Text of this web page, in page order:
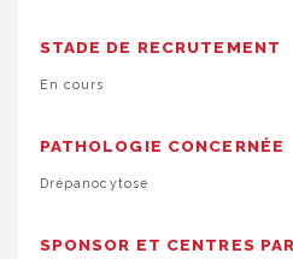
STADE DE RECRUTEMENT
En cours
PATHOLOGIE CONCERNÉE
Drépanocytose
SPONSOR ET CENTRES